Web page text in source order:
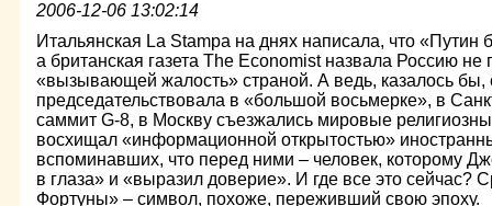
2006-12-06 13:02:14
Итальянская La Stampa на днях написала, что «Путин
а британская газета The Economist назвала Россию
«вызывающей жалость» страной. А ведь, казалось бы,
председательствовала в «большой восьмерке», в
саммит G-8, в Москву съезжались мировые
восхищал «информационной открытостью»
вспоминавших, что перед ними – человек, которому
в глаза» и «выразил доверие». И где все это сейчас?
Фортуны» – символ, похоже, переживший свою эпоху.